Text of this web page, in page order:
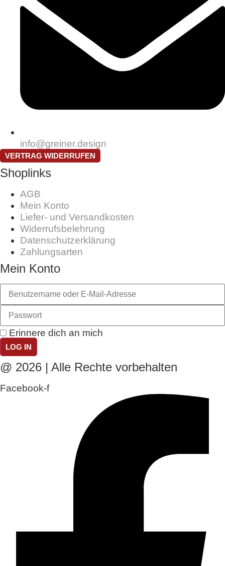
info@greiner.design
VERTRAG WIDERRUFEN
Shoplinks
AGB
Mein Konto
Liefer- und Versandkosten
Widerrufsbelehrung
Datenschutzerklärung
Zahlungsarten
Mein Konto
Erinnere dich an mich
LOG IN
@ 2026 | Alle Rechte vorbehalten
Facebook-f